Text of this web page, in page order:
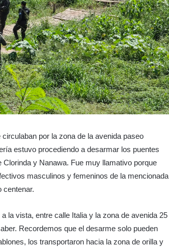
por la zona de la avenida paseo
estuvo procediendo a desarmar los puentes
y Nanawa. Fue muy llamativo porque
masculinos y femeninos de la mencionada
centenar.
la vista, entre calle Italia y la zona de avenida 25
Recordemos que el desarme solo pueden
los transportaron hacia la zona de orilla y